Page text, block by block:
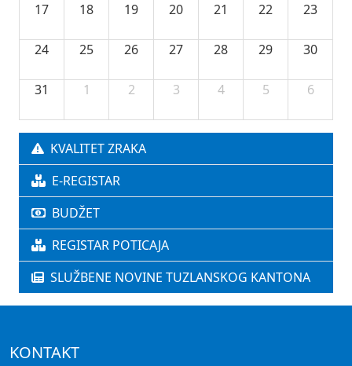
17 18 19 20 21 22 23
24 25 26 27 28 29 30
31 1 2 3 4 5 6
KVALITET ZRAKA
E-REGISTAR
BUDŽET
REGISTAR POTICAJA
SLUŽBENE NOVINE TUZLANSKOG KANTONA
KONTAKT